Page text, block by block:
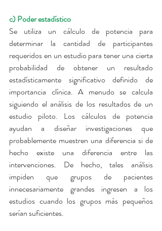
c) Poder estadístico
Se utiliza un cálculo de potencia para
determinar la cantidad de participantes
requeridos en un estudio para tener una cierta
probabilidad de obtener un resultado
estadísticamente significativo definido de
importancia clínica. A menudo se calcula
siguiendo el análisis de los resultados de un
estudio piloto. Los cálculos de potencia
ayudan a diseñar investigaciones que
probablemente muestren una diferencia si de
hecho existe una diferencia entre las
intervenciones. De hecho, tales análisis
impiden que grupos de pacientes
innecesariamente grandes ingresen a los
estudios cuando los grupos más pequeños
serían suficientes.